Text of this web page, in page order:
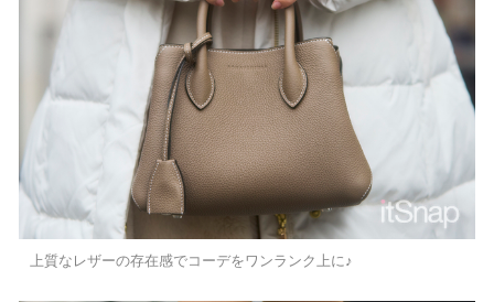
上質なレザーの存在感でコーデをワンランク上に♪